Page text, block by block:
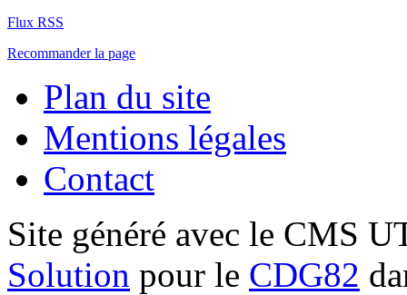
Flux RSS
Recommander la page
Plan du site
Mentions légales
Contact
Site généré avec le CMS
Solution pour le CDG82